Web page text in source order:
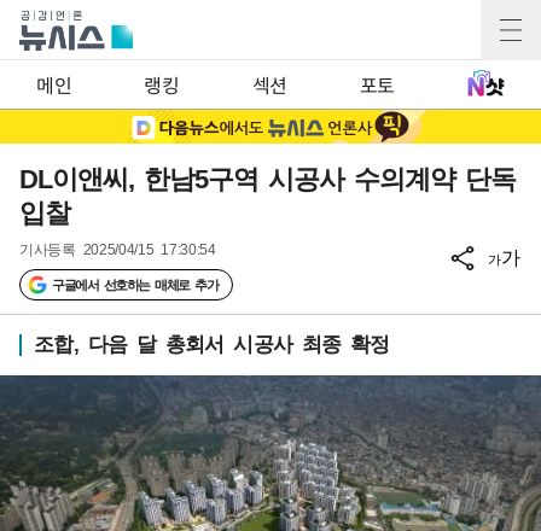
메인 랭킹 섹션 포토
DL이앤씨, 한남5구역 시공사 수의계약 단독
입찰
기사등록 2025/04/15 17:30:54
구글에서 선호하는 매체로 추가
가가
조합, 다음 달 총회서 시공사 최종 확정